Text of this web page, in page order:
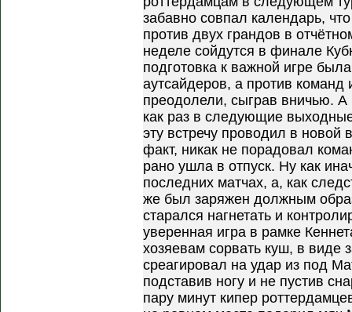
забавно совпал календарь,
против двух грандов в
неделе сойдутся в финале
подготовка к важной игре
аутсайдеров, а против
преодолели, сыграв вничью. А
как раз в следующие
эту встречу проводил в
факт, никак не порадовал
рано ушла в отпуск. Ну как
последних матчах, а, как
же был заряжен должным
старался нагнетать и
уверенная игра в рамке
хозяевам сорвать куш, в виде
среагировал на удар из под
подставив ногу и не пустив
пару минут кипер